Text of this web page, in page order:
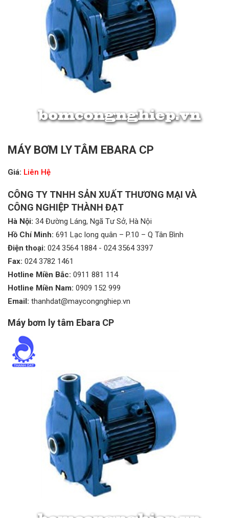
MÁY BƠM LY TÂM EBARA CP
Giá: Liên Hệ
CÔNG TY TNHH SẢN XUẤT THƯƠNG MẠI VÀ
CÔNG NGHIỆP THÀNH ĐẠT
Hà Nội: 34 Đường Láng, Ngã Tư Sở, Hà Nội
Hồ Chí Minh: 691 Lạc long quân – P.10 – Q Tân Bình
Điện thoại: 024 3564 1884- 024 3564 3397
Fax: 024 3782 1461
Hotline Miền Bắc: 0911 881 114
Hotline Miền Nam: 0909 152 999
Email: thanhdat@maycongnghiep.vn
Máy bơm ly tâm Ebara CP